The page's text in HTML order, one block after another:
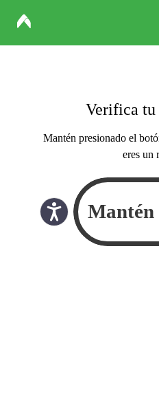
Verifica tu
Mantén presionado el
eres un